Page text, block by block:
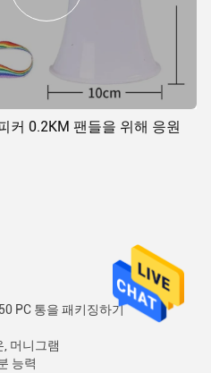
커 0.2KM 팬들을 위해 응원
PC 통을 패키징하기
머니그램
능력